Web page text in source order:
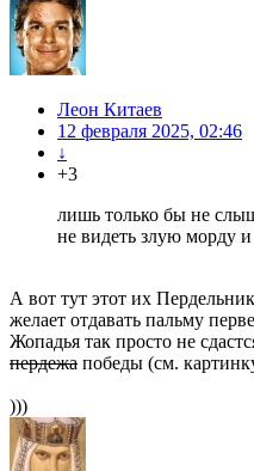
Леон Китаев
12 февраля 2025, 02:46
↓
+3
лишь только бы не
не видеть злую морду
А вот тут этот их
желает отдавать пальму
Жопадья так просто не
пердежа победы (см.
)))